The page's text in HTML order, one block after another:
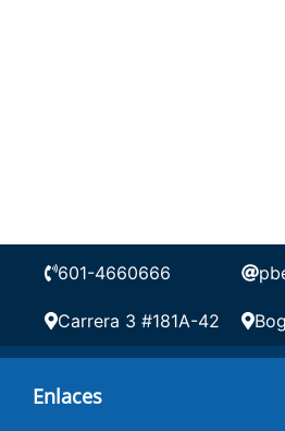
601-4660666
Carrera 3 #181A-42
Enlaces